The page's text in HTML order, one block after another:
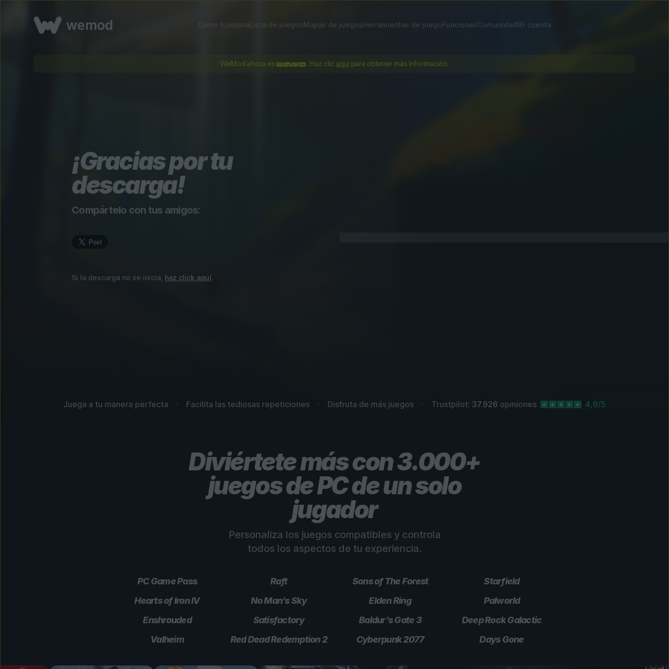
wemod Cómo funcionaLista de juegosMapas de juegosHerramientas de juegoFuncionesComunidadMi cuenta
WeMod ahora es . Haz clic aquípara obtener más información.
¡Gracias por tu
descarga!
Compártelo con tus amigos:
Si la descarga no se inicia, haz click aquí.
Juega a tu manera perfecta Facilita las tediosas repeticiones Disfruta de más juegos Trustpilot: 37.926 opiniones 4,9/5
Diviértete más con 3.000+
juegos de PC de un solo
jugador
Personaliza los juegos compatibles y controla
todos los aspectos de tu experiencia.
PC Game Pass Raft Sons of The Forest
Starfield
Hearts of Iron IV
No Man’s Sky Elden Ring
Palworld
Enshrouded
Satisfactory Baldur’s Gate 3
Deep Rock Galactic
Valheim
Red Dead Redemption 2 Cyberpunk 2077 Days Gone